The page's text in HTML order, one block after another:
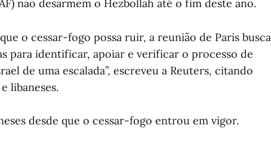
não desarmem o Hezbollah até o fim deste ano.
o cessar-fogo possa ruir, a reunião de Paris busca
para identificar, apoiar e verificar o processo de
de uma escalada”, escreveu a Reuters, citando
libaneses.
desde que o cessar-fogo entrou em vigor.